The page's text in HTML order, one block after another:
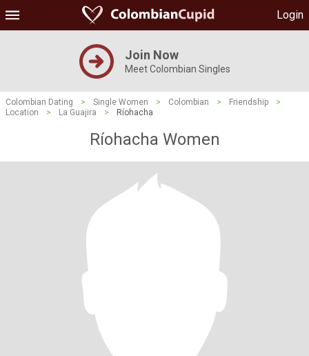
Login
Join Now
Meet Colombian Singles
Colombian Dating > Single Women > Colombian > Friendship
>
Location
> La Guajira > Ríohacha
Ríohacha Women